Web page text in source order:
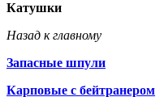
Катушки
Назад к главному
Запасные шпули
Карповые с бейтранером